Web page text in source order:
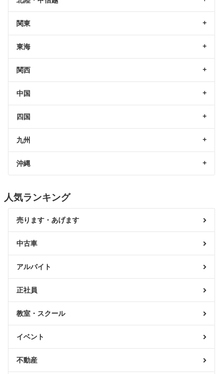
関東
東海
関西
中国
四国
九州
沖縄
人気ランキング
売ります・あげます
中古車
アルバイト
正社員
教室・スクール
イベント
不動産